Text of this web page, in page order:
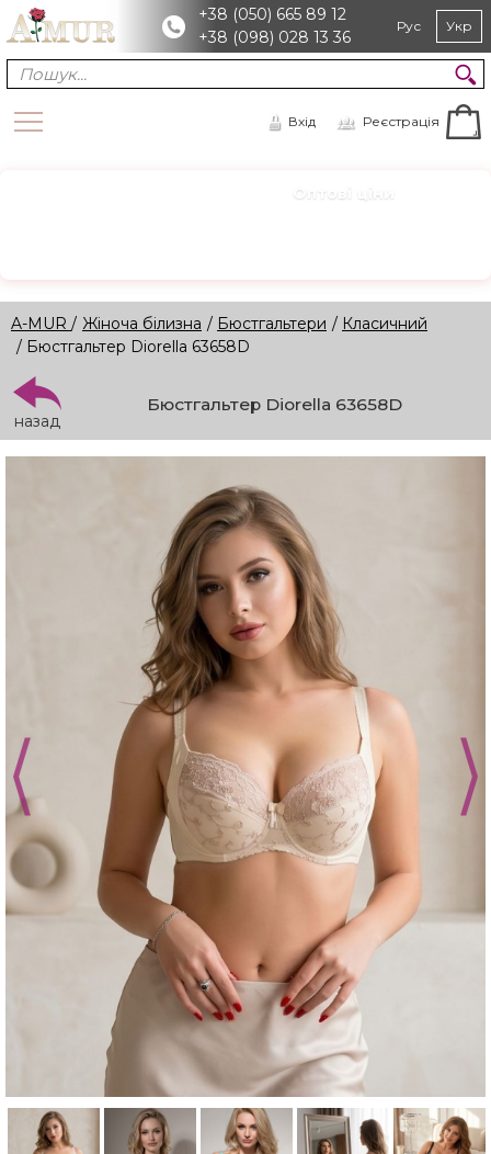
+38 (050) 665 89 12
+38 (098) 028 13 36
Рус Укр
Вхід Реєстрація
Оптові ціни
A-MUR / Жіноча білизна / Бюстгальтери / Класичний
/ Бюстгальтер Diorella 63658D
назад
Бюстгальтер Diorella 63658D